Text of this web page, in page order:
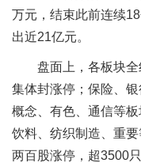
万元，结束此前连续
出近21亿元。
盘面上，各板块
集体封涨停；保险、
概念、有色、通信等
饮料、纺织制造、重
两百股涨停，超3500